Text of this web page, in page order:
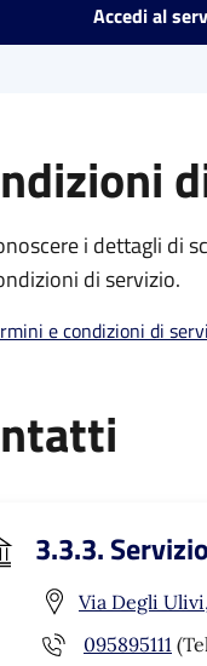
Accedi al
i dettagli di
di servizio.
e condizioni di
3.3.3.
Via Degli
095895111